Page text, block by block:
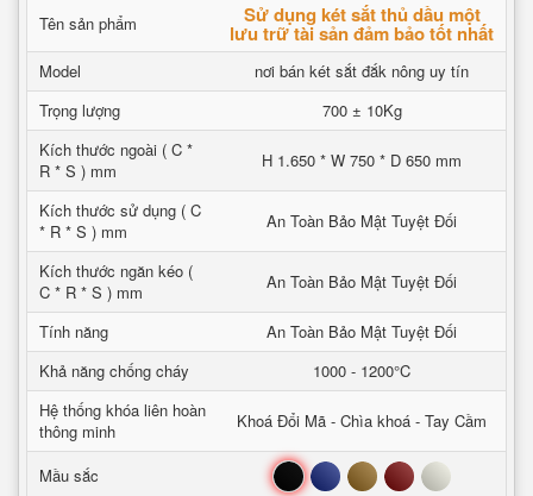
Tên sản phẩm Sử dụng két sắt thủ dầu một
lưu trữ tài sản đảm bảo tốt nhất
Model
nơi bán két sắt đắk nông uy tín
Trọng lượng
700 ± 10Kg
Kích thước ngoài ( C *
R * S ) mm
H 1.650 * W 750 * D 650 mm
Kích thước sử dụng ( C
* R * S ) mm
An Toàn Bảo Mật Tuyệt Đối
Kích thước ngăn kéo (
C * R * S ) mm
An Toàn Bảo Mật Tuyệt Đối
Tính năng
An Toàn Bảo Mật Tuyệt Đối
Khả năng chống cháy
1000 - 1200°C
Hệ thống khóa liên hoàn
thông minh
Khoá Đổi Mã - Chìa khoá - Tay Cầm
Mầu sắc Đen Xanh Nâu Đỏ Trắng